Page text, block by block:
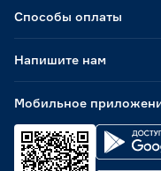
Способы оплаты
Мобильное
Напишите нам